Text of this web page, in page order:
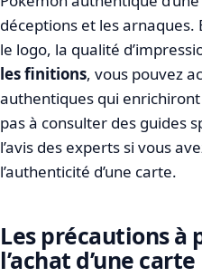
déceptions et les
le logo, la qualité
les finitions, vous pouvez
authentiques qui
pas à consulter des guides
l’avis des experts si vous
l’authenticité d’une carte.
Les précautions à
l’achat d’une